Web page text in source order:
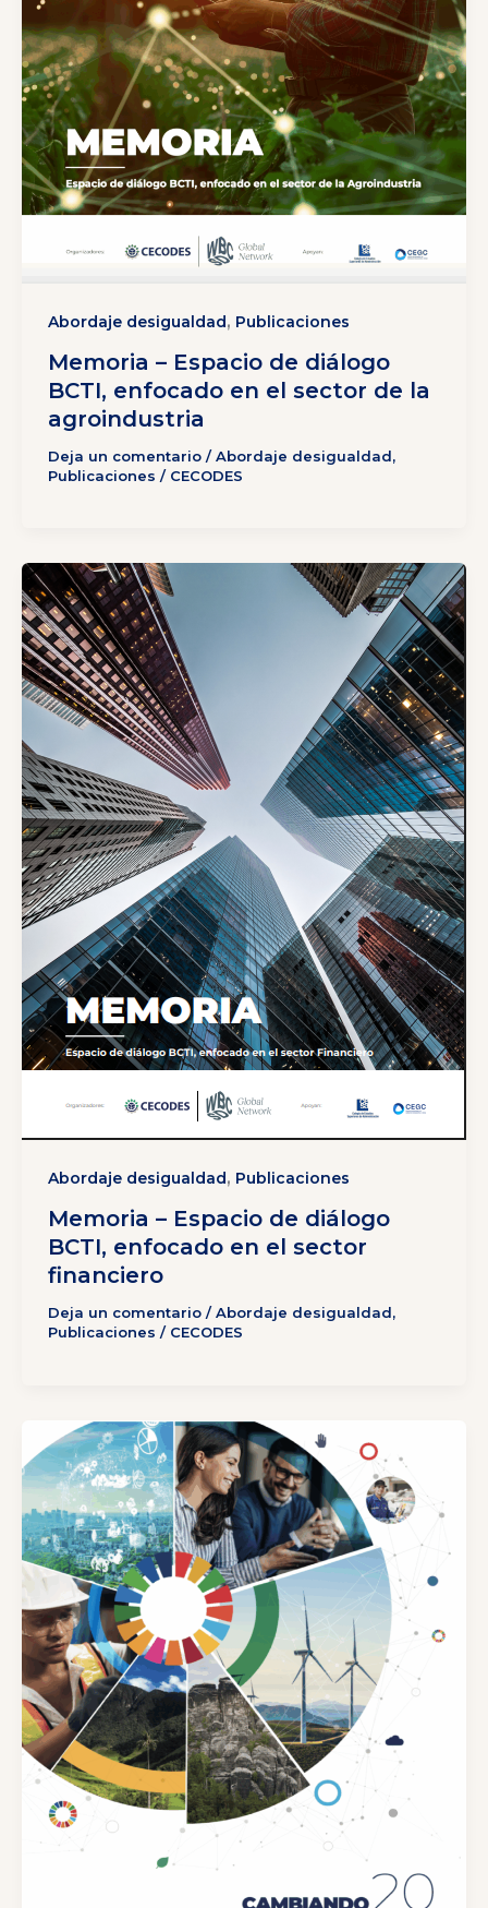
Abordaje desigualdad, Publicaciones
Memoria – Espacio de diálogo
BCTI, enfocado en el sector de la
agroindustria
Deja un comentario /Abordaje desigualdad,
Publicaciones / CECODES
Abordaje desigualdad, Publicaciones
Memoria – Espacio de diálogo
BCTI, enfocado en el sector
financiero
Deja un comentario /Abordaje desigualdad,
Publicaciones / CECODES